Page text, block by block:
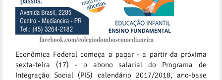
Econômica Federal começa a pagar - a partir da próxima
sexta-feira (17) - o abono salarial do Programa de
Integração Social (PIS) calendário 2017/2018, ano-base